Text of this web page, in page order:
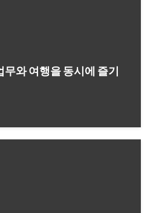
와 여행을 동시에 즐기